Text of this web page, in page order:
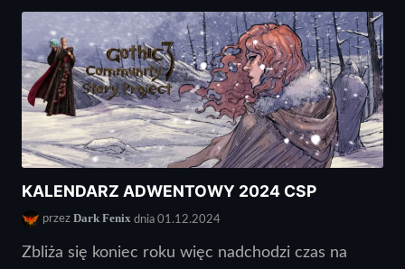
KALENDARZ ADWENTOWY 2024 CSP
przez Dark Fenix dnia 01.12.2024
Zbliża się koniec roku więc nadchodzi czas na